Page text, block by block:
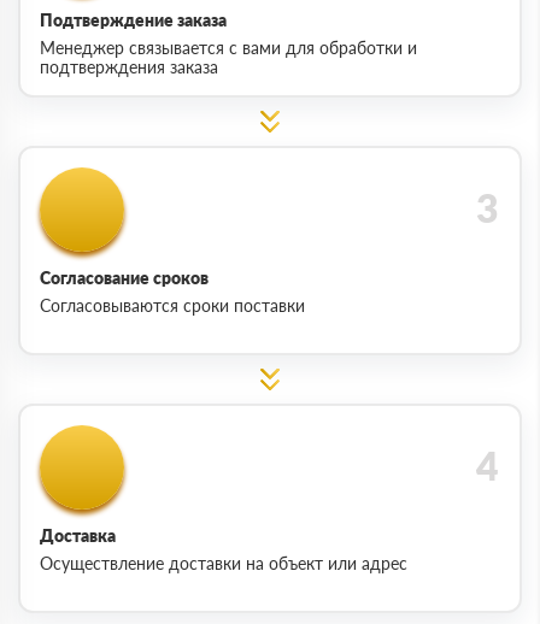
Подтверждение заказа
Менеджер связывается с вами для обработки и
подтверждения заказа
Согласование сроков
Согласовываются сроки поставки
Доставка
Осуществление доставки на объект или адрес